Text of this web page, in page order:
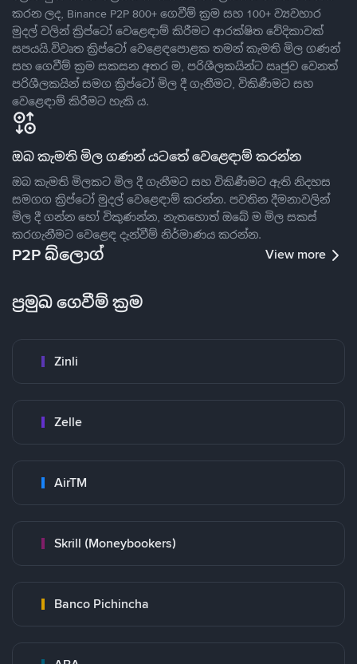
කරන ලද, Binance P2P 800+ ගෙවීම් ක්‍රම සහ 100+ ව්‍යවහාර
මුදල් වලින් ක්‍රිප්ටෝ වෙළෙඳාම් කිරීමට ආරක්ෂිත වේදිකාවක්
සපයයි.විවෘත ක්‍රිප්ටෝ වෙළෙඳපොළක තමන් කැමති මිල ගණන්
සහ ගෙවීම් ක්‍රම සකසන අතර ම, පරිශීලකයින්ට ඍජුව වෙනත්
පරිශීලකයින් සමග ක්‍රිප්ටෝ මිල දී ගැනීමට, විකිණීමට සහ
වෙළෙඳාම් කිරීමට හැකි ය.
ඔබ කැමති මිල ගණන් යටතේ වෙළෙඳාම් කරන්න
ඔබ කැමති මිලකට මිල දී ගැනීමට සහ විකිණීමට ඇති නිදහස
සමගග ක්‍රිප්ටෝ මුදල් වෙළෙඳාම් කරන්න. පවතින දීමනාවලින්
මිල දී ගන්න හෝ විකුණන්න, නැතහොත් ඔබේ ම මිල සකස්
කරගැනීමට වෙළෙඳ දැන්වීම් නිර්මාණය කරන්න.
P2P බ්ලොග් View more
ප්‍රමුඛ ගෙවීම් ක්‍රම
Zinli
Zelle
AirTM
Skrill (Moneybookers)
Banco Pichincha